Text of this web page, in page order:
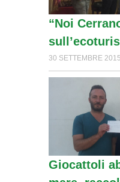
“Noi
30 SETTEMBRE 2015
Giocattoli